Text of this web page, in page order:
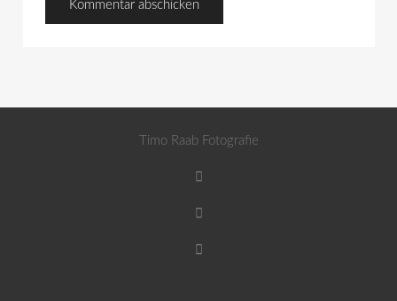
Timo Raab Fotografie